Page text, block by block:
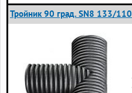
Тройник 90 град. SN8 133/110